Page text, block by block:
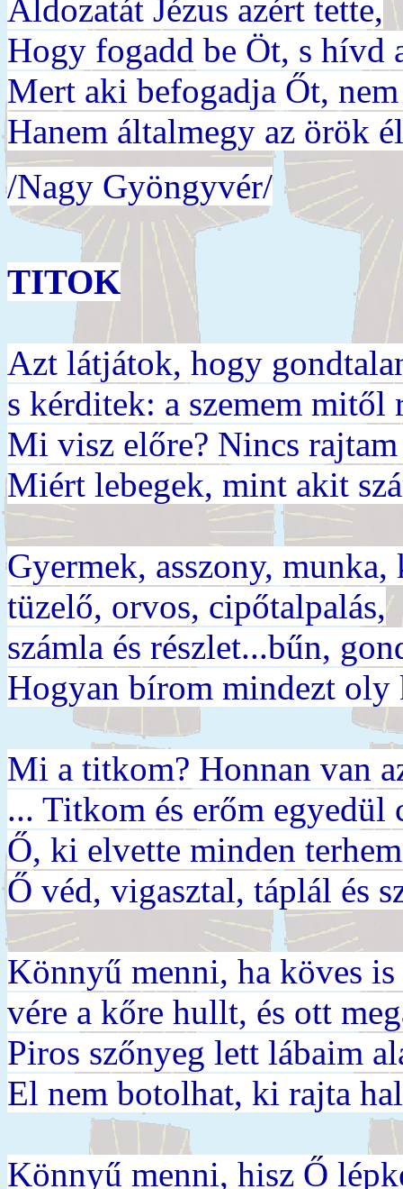
Áldozatát Jézus azért tette,
Hogy fogadd be Öt, s hívd
Mert aki befogadja Őt,
Hanem általmegy az örök
/Nagy Gyöngyvér/
TITOK
Azt látjátok, hogy
s kérditek: a szemem mitől
Mi visz előre? Nincs rajtam
Miért lebegek, mint akit
Gyermek, asszony, munka,
tüzelő, orvos, cipőtalpalás,
számla és részlet...bűn,
Hogyan bírom mindezt oly
Mi a titkom? Honnan van
... Titkom és erőm egyedül
Ő, ki elvette minden
Ő véd, vigasztal, táplál és
Könnyű menni, ha köves is
vére a kőre hullt, és ott
Piros szőnyeg lett lábaim
El nem botolhat, ki rajta
Könnyű menni, hisz Ő